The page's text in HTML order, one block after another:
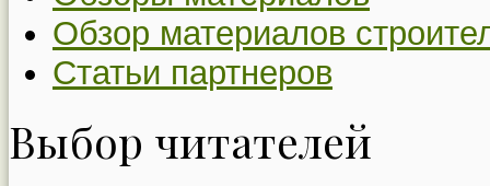
Обзор материалов
Статьи партнеров
Выбор читателей